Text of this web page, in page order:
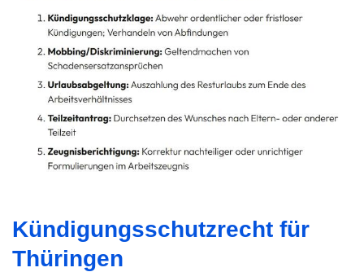
Kündigungsschutzrecht für
Thüringen